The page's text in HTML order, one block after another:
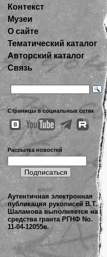
Контекст
Музеи
О сайте
Тематический каталог
Авторский каталог
Связь
Страницы в социальных сетях
Рассылка новостей
Аутентичная электронная
публикация рукописей В.Т.
Шаламова выполняется на
средства гранта РГНФ No.
11-04-12055в.